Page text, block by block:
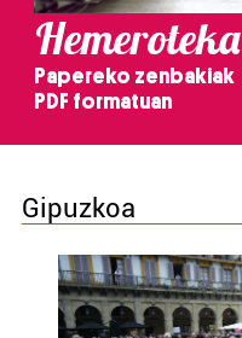
Hemeroteka
Papereko zenbakiak
PDF formatuan
Gipuzkoa